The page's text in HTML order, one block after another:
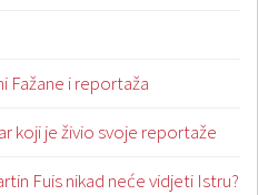
Fažane i reportaža
koji je živio svoje reportaže
Fuis nikad neće vidjeti Istru?